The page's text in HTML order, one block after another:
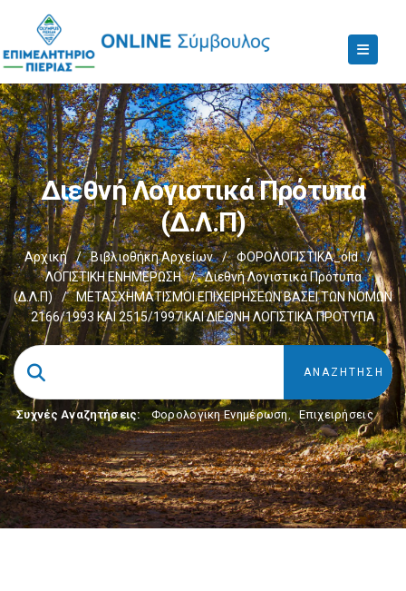
Διεθνή Λογιστικά Πρότυπα
(Δ.Λ.Π)
Αρχική / Βιβλιοθήκη Αρχείων / ΦΟΡΟΛΟΓΙΣΤΙΚΑ_old
/
ΛΟΓΙΣΤΙΚΗ ΕΝΗΜΕΡΩΣΗ
/
Διεθνή Λογιστικά Πρότυπα
(Δ.Λ.Π)
/
ΜΕΤΑΣΧΗΜΑΤΙΣΜΟΙ ΕΠΙΧΕΙΡΗΣΕΩΝ ΒΑΣΕΙ ΤΩΝ ΝΟΜΩΝ
2166/1993 ΚΑΙ 2515/1997 ΚΑΙ ΔΙΕΘΝΗ ΛΟΓΙΣΤΙΚΑ ΠΡΟΤΥΠΑ
Συχνές Αναζητήσεις: Φορολογικη Ενημέρωση, Επιχειρήσεις